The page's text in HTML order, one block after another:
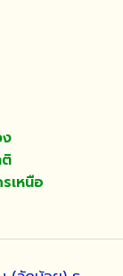
เหนือ